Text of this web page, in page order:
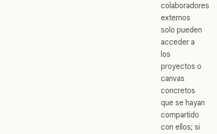
colaboradores
externos
solo pueden
acceder a
los
proyectos o
canvas
concretos
que se hayan
compartido
con ellos; si